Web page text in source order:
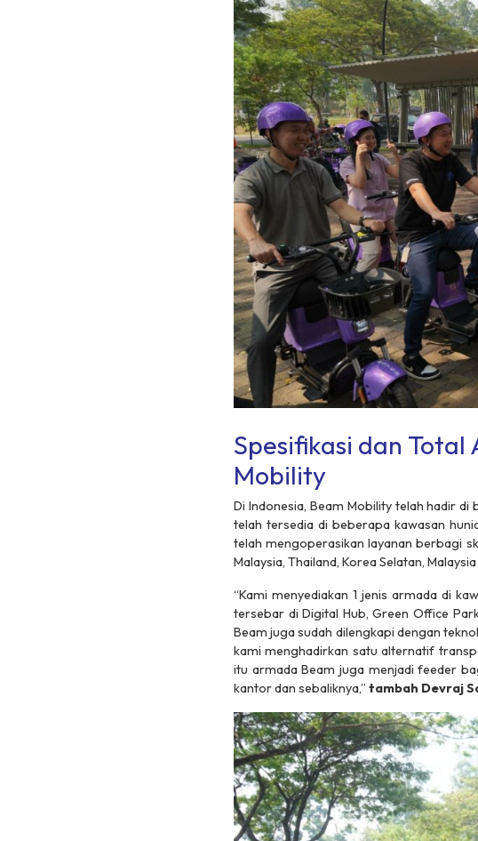
Spesifikasi dan
Mobility
Di Indonesia, Beam Mobility telah hadir
telah tersedia di beberapa kawasan
telah mengoperasikan layanan berbagi
Malaysia, Thailand, Korea Selatan,
“Kami menyediakan 1 jenis armada di
tersebar di Digital Hub, Green Office
Beam juga sudah dilengkapi dengan
kami menghadirkan satu alternatif
itu armada Beam juga menjadi feeder
kantor dan sebaliknya,”tambah Devraj